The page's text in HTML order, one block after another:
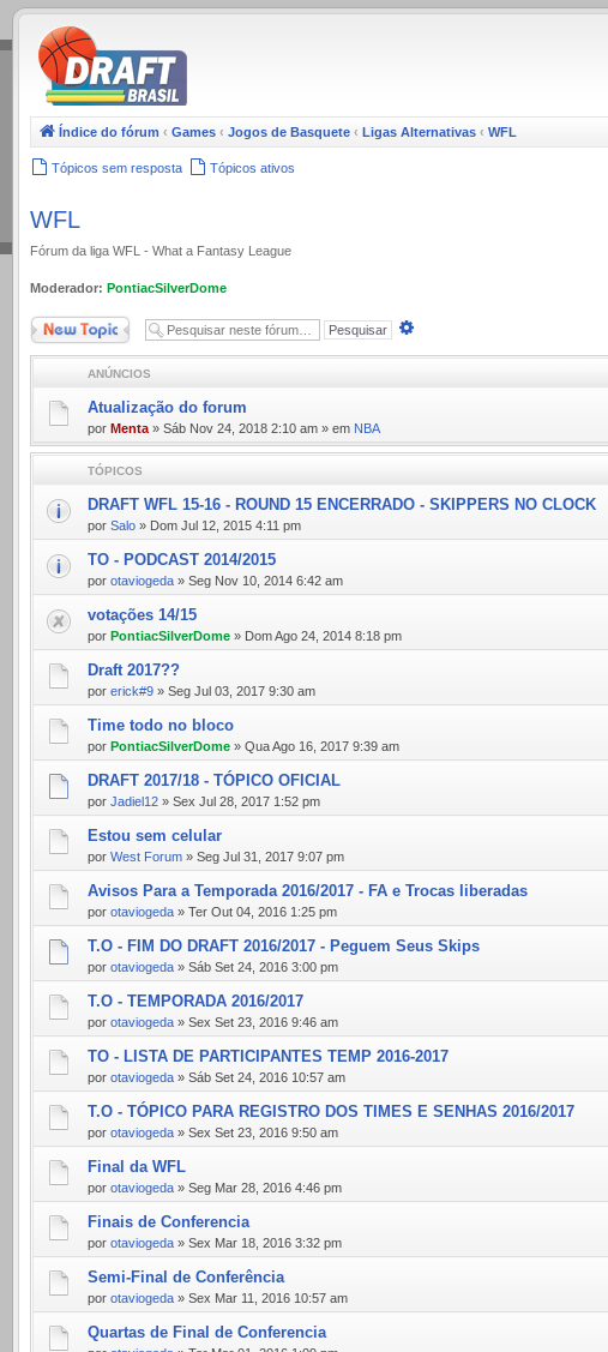
.
Índice do fórum ‹ Games ‹ Jogos de Basquete ‹ Ligas Alternativas ‹ WFL
Tópicos sem resposta Tópicos ativos
WFL
Fórum da liga WFL - What a Fantasy League
Moderador: PontiacSilverDome
Novo Tópico
ANÚNCIOS
Atualização do forum
por Menta » Sáb Nov 24, 2018 2:10 am » em NBA
TÓPICOS
DRAFT WFL 15-16 - ROUND 15 ENCERRADO - SKIPPERS NO CLOCK
por Salo » Dom Jul 12, 2015 4:11 pm
TO - PODCAST 2014/2015
por otaviogeda » Seg Nov 10, 2014 6:42 am
votações 14/15
por PontiacSilverDome » Dom Ago 24, 2014 8:18 pm
Draft 2017??
por erick#9 » Seg Jul 03, 2017 9:30 am
Time todo no bloco
por PontiacSilverDome » Qua Ago 16, 2017 9:39 am
DRAFT 2017/18 - TÓPICO OFICIAL
por Jadiel12 » Sex Jul 28, 2017 1:52 pm
Estou sem celular
por West Forum » Seg Jul 31, 2017 9:07 pm
Avisos Para a Temporada 2016/2017 - FA e Trocas liberadas
por otaviogeda » Ter Out 04, 2016 1:25 pm
T.O - FIM DO DRAFT 2016/2017 - Peguem Seus Skips
por otaviogeda » Sáb Set 24, 2016 3:00 pm
T.O - TEMPORADA 2016/2017
por otaviogeda » Sex Set 23, 2016 9:46 am
TO - LISTA DE PARTICIPANTES TEMP 2016-2017
por otaviogeda » Sáb Set 24, 2016 10:57 am
T.O - TÓPICO PARA REGISTRO DOS TIMES E SENHAS 2016/2017
por otaviogeda » Sex Set 23, 2016 9:50 am
Final da WFL
por otaviogeda » Seg Mar 28, 2016 4:46 pm
Finais de Conferencia
por otaviogeda » Sex Mar 18, 2016 3:32 pm
Semi-Final de Conferência
por otaviogeda » Sex Mar 11, 2016 10:57 am
Quartas de Final de Conferencia